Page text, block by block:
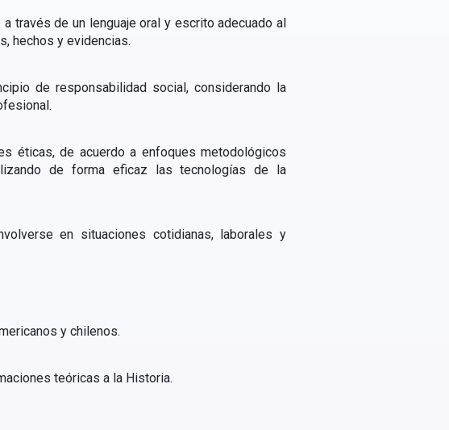
través de un lenguaje oral y escrito adecuado al
hechos y evidencias.
de responsabilidad social, considerando la
éticas, de acuerdo a enfoques metodológicos
de forma eficaz las tecnologías de la
en situaciones cotidianas, laborales y
y chilenos.
teóricas a la Historia.